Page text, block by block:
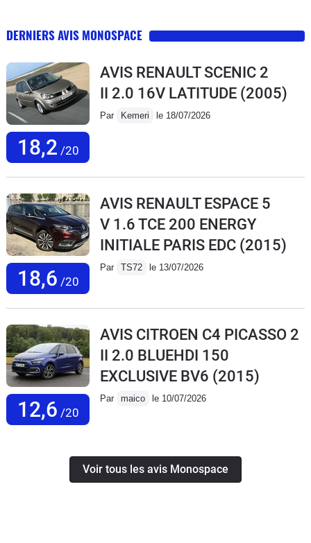
DERNIERS AVIS MONOSPACE
18,2 /20
AVIS RENAULT SCENIC 2
II 2.0 16V LATITUDE (2005)
Par Kemeri le 18/07/2026
18,6 /20
AVIS RENAULT ESPACE 5
V 1.6 TCE 200 ENERGY
INITIALE PARIS EDC (2015)
Par TS72 le 13/07/2026
12,6 /20
AVIS CITROEN C4 PICASSO 2
II 2.0 BLUEHDI 150
EXCLUSIVE BV6 (2015)
Par maico le 10/07/2026
Voir tous les avis Monospace